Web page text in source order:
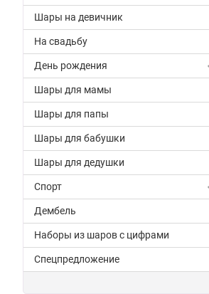
Шары на девичник
На свадьбу
День рождения
Шары для мамы
Шары для папы
Шары для бабушки
Шары для дедушки
Спорт
Дембель
Наборы из шаров с цифрами
Спецпредложение